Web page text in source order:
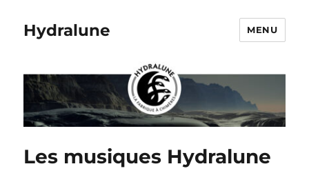
Hydralune MENU
Les musiques Hydralune